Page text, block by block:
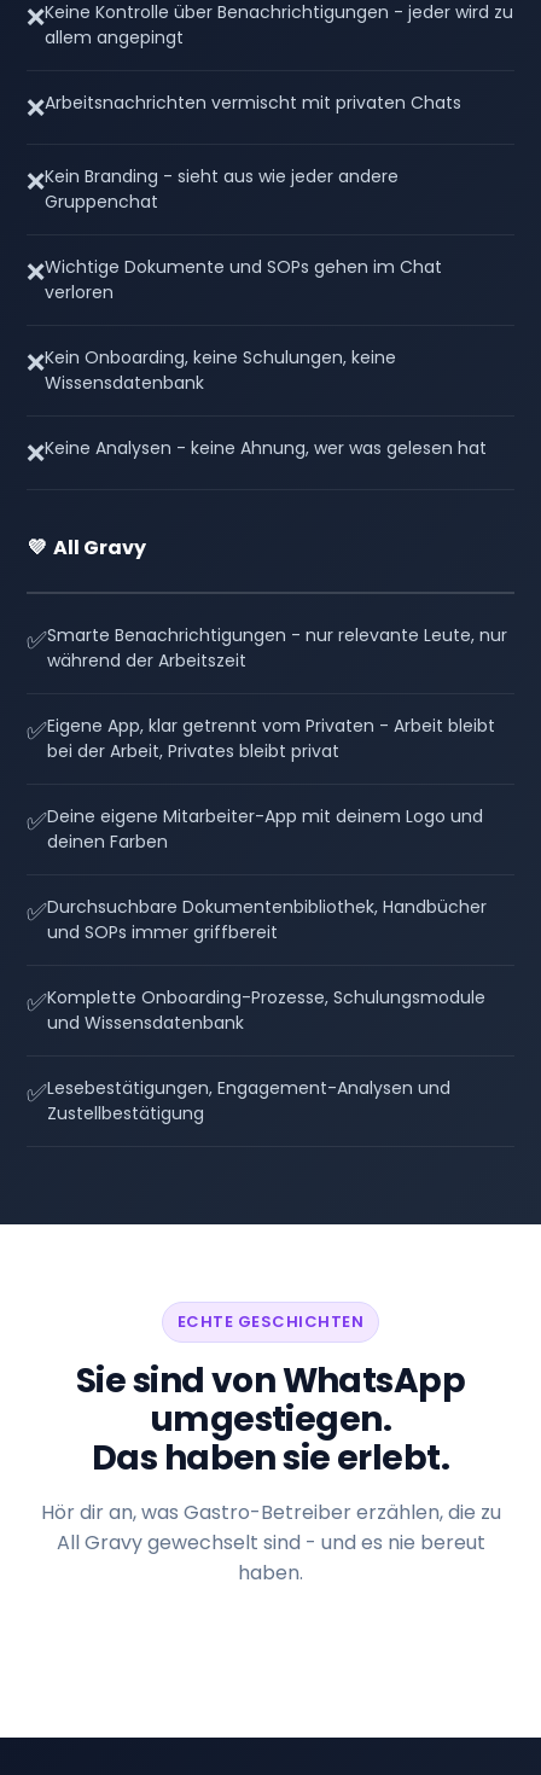
❌Keine Kontrolle über Benachrichtigungen - jeder wird zu
allem angepingt
❌Arbeitsnachrichten vermischt mit privaten Chats
❌Kein Branding - sieht aus wie jeder andere
Gruppenchat
❌Wichtige Dokumente und SOPs gehen im Chat
verloren
❌Kein Onboarding, keine Schulungen, keine
Wissensdatenbank
❌Keine Analysen - keine Ahnung, wer was gelesen hat
💜 All Gravy
✅Smarte Benachrichtigungen - nur relevante Leute, nur
während der Arbeitszeit
✅Eigene App, klar getrennt vom Privaten - Arbeit bleibt
bei der Arbeit, Privates bleibt privat
✅Deine eigene Mitarbeiter-App mit deinem Logo und
deinen Farben
✅Durchsuchbare Dokumentenbibliothek, Handbücher
und SOPs immer griffbereit
✅Komplette Onboarding-Prozesse, Schulungsmodule
und Wissensdatenbank
✅Lesebestätigungen, Engagement-Analysen und
Zustellbestätigung
ECHTE GESCHICHTEN
Sie sind von WhatsApp
umgestiegen.
Das haben sie erlebt.
Hör dir an, was Gastro-Betreiber erzählen, die zu
All Gravy gewechselt sind - und es nie bereut
haben.